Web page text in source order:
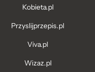
Kobieta.pl
Przyslijprzepis.pl
Viva.pl
Wizaz.pl